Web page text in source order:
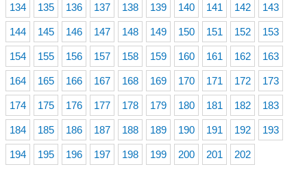
134 135 136 137 138 139 140 141 142 143
144 145 146 147 148 149 150 151 152 153
154 155 156 157 158 159 160 161 162 163
164 165 166 167 168 169 170 171 172 173
174 175 176 177 178 179 180 181 182 183
184 185 186 187 188 189 190 191 192 193
194 195 196 197 198 199 200 201 202